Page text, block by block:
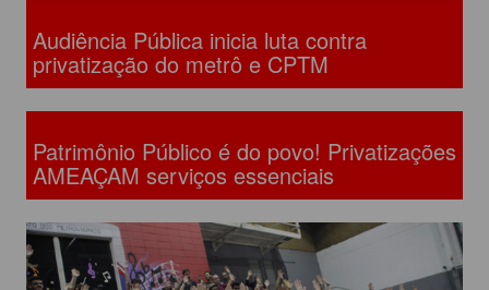
Audiência Pública inicia luta contra
privatização do metrô e CPTM
Patrimônio Público é do povo! Privatizações
AMEAÇAM serviços essenciais